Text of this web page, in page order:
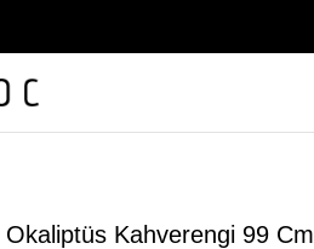
Okaliptüs Kahverengi 99 Cm